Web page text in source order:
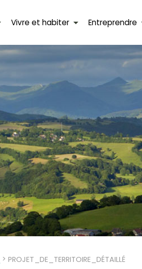
Vivre et habiter Entreprendre
> PROJET_DE_TERRITOIRE_DÉTAILLÉ